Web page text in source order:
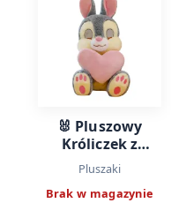
🐰 Pluszowy
Króliczek z
Serduszkiem – 60
cm, Miękki i Uroczy
Pluszaki
Brak w magazynie